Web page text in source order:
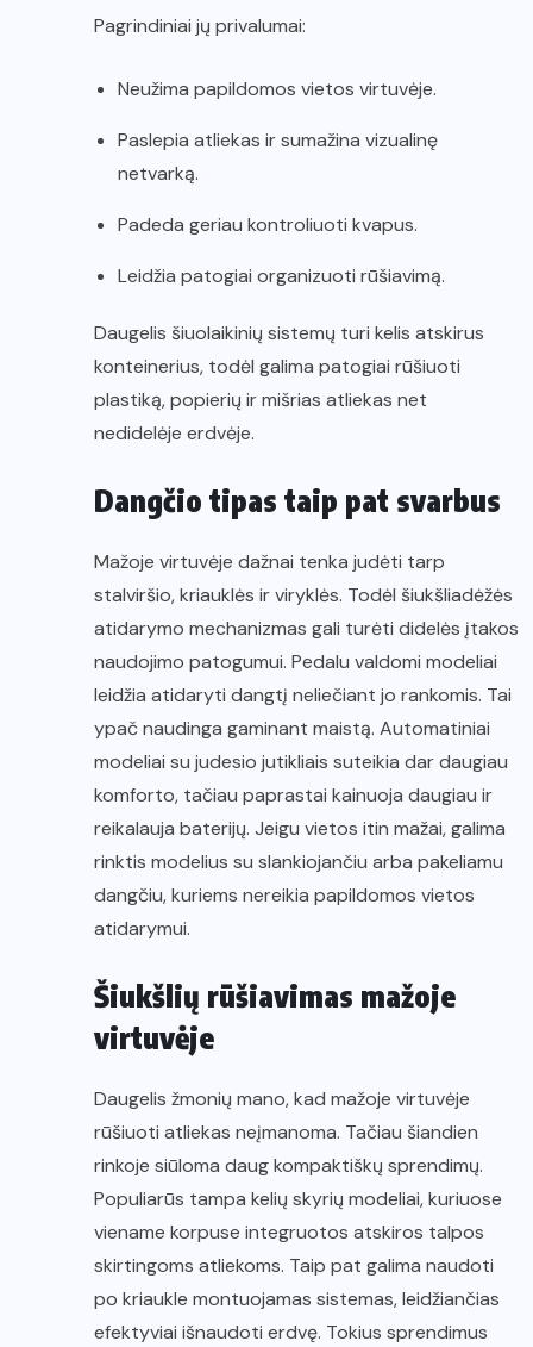
Pagrindiniai jų privalumai:
Neužima papildomos vietos virtuvėje.
Paslepia atliekas ir sumažina vizualinę
netvarką.
Padeda geriau kontroliuoti kvapus.
Leidžia patogiai organizuoti rūšiavimą.
Daugelis šiuolaikinių sistemų turi kelis atskirus
konteinerius, todėl galima patogiai rūšiuoti
plastiką, popierių ir mišrias atliekas net
nedidelėje erdvėje.
Dangčio tipas taip pat svarbus
Mažoje virtuvėje dažnai tenka judėti tarp
stalviršio, kriauklės ir viryklės. Todėl šiukšliadėžės
atidarymo mechanizmas gali turėti didelės įtakos
naudojimo patogumui. Pedalu valdomi modeliai
leidžia atidaryti dangtį neliečiant jo rankomis. Tai
ypač naudinga gaminant maistą. Automatiniai
modeliai su judesio jutikliais suteikia dar daugiau
komforto, tačiau paprastai kainuoja daugiau ir
reikalauja baterijų. Jeigu vietos itin mažai, galima
rinktis modelius su slankiojančiu arba pakeliamu
dangčiu, kuriems nereikia papildomos vietos
atidarymui.
Šiukšlių rūšiavimas mažoje
virtuvėje
Daugelis žmonių mano, kad mažoje virtuvėje
rūšiuoti atliekas neįmanoma. Tačiau šiandien
rinkoje siūloma daug kompaktiškų sprendimų.
Populiarūs tampa kelių skyrių modeliai, kuriuose
viename korpuse integruotos atskiros talpos
skirtingoms atliekoms. Taip pat galima naudoti
po kriaukle montuojamas sistemas, leidžiančias
efektyviai išnaudoti erdvę. Tokius sprendimus